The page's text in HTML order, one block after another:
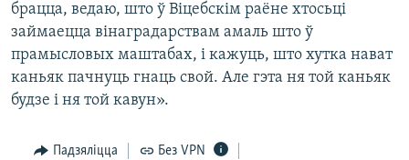
брацца, ведаю, што ў Віцебскім раёне хтосьці
займаецца вінаградарствам амаль што ў
прамысловых маштабах, і кажуць, што хутка нават
каньяк пачнуць гнаць свой. Але гэта ня той каньяк
будзе і ня той кавун».
Падзяліцца Без VPN